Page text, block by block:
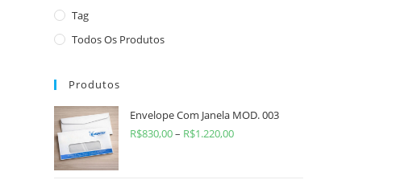
Tag
Todos Os Produtos
Produtos
Envelope Com Janela MOD. 003
R$830,00– R$1.220,00